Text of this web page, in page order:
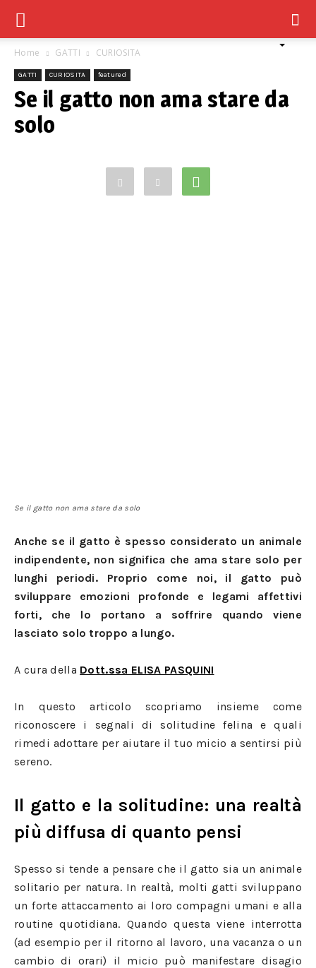
Home GATTI CURIOSITA
GATTI CURIOSITA featured
Se il gatto non ama stare da
solo
Se il gatto non ama stare da solo
Anche se il gatto è spesso considerato un animale
indipendente, non significa che ama stare solo per
lunghi periodi. Proprio come noi, il gatto può
sviluppare emozioni profonde e legami affettivi
forti, che lo portano a soffrire quando viene
lasciato solo troppo a lungo.
A cura della Dott.ssa ELISA PASQUINI
In questo articolo scopriamo insieme come
riconoscere i segnali di solitudine felina e quali
rimedi adottare per aiutare il tuo micio a sentirsi più
sereno.
Il gatto e la solitudine: una realtà
più diffusa di quanto pensi
Spesso si tende a pensare che il gatto sia un animale
solitario per natura. In realtà, molti gatti sviluppano
un forte attaccamento ai loro compagni umani e alla
routine quotidiana. Quando questa viene interrotta
(ad esempio per il ritorno al lavoro, una vacanza o un
cambio di orari) il micio può manifestare disagio